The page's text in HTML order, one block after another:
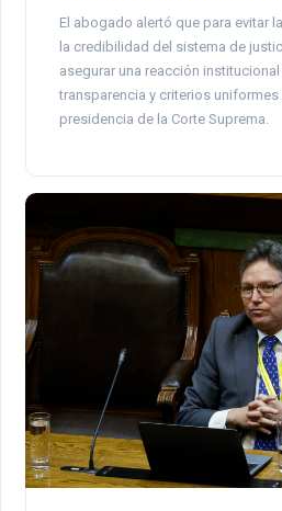
El abogado alertó que para evitar
la credibilidad del sistema de
asegurar una reacción
transparencia y criterios uniformes
presidencia de la Corte Suprema.